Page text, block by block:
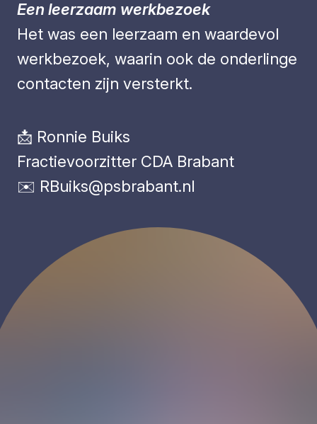
Een leerzaam werkbezoek
Het was een leerzaam en waardevol
werkbezoek, waarin ook de onderlinge
contacten zijn versterkt.
📩 Ronnie Buiks
Fractievoorzitter CDA Brabant
✉️ RBuiks@psbrabant.nl